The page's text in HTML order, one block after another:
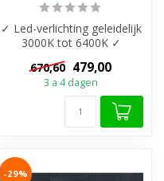
✓ Led-verlichting geleidelijk
3000K tot 6400K ✓
Dimbaar verlichting ✓
Spiegelver...
670,60 479,00
3 a 4 dagen
-29%